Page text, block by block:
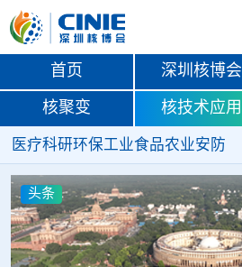
首页 深圳核博会
核聚变 核技术应用
医疗科研环保工业食品农业安防
头条